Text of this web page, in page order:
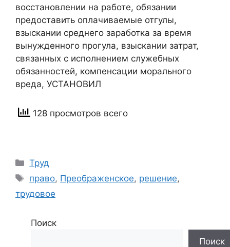
восстановлении на работе, обязании
предоставить оплачиваемые отгулы,
взыскании среднего заработка за время
вынужденного прогула, взыскании затрат,
связанных с исполнением служебных
обязанностей, компенсации морального
вреда, УСТАНОВИЛ
128 просмотров всего
Рубрики
Труд
Метки
право, Преображенское, решение,
трудовое
Поиск
Поиск